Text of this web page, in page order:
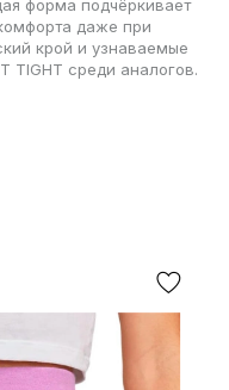
форма подчёркивает
даже при
крой и узнаваемые
TIGHT среди аналогов.